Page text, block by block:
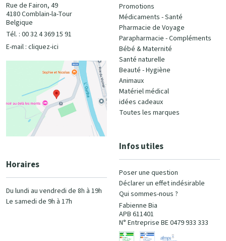
Rue de Fairon, 49
4180 Comblain-la-Tour
Belgique
Tél. : 00 32 4 369 15 91
E-mail : cliquez-ici
Horaires
Du lundi au vendredi de 8h à 19h
Le samedi de 9h à 17h
Promotions
Médicaments - Santé
Pharmacie de Voyage
Parapharmacie - Compléments
Bébé & Maternité
Santé naturelle
Beauté - Hygiène
Animaux
Matériel médical
idées cadeaux
Toutes les marques
Infos utiles
Poser une question
Déclarer un effet indésirable
Qui sommes-nous ?
Fabienne Bia
APB 611401
N° Entreprise BE 0479 933 333